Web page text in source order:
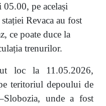
pe același
Revaca au fost
ce poate duce la
trenurilor.
loc la 11.05.2026,
teritoriul depoului de
unde a fost